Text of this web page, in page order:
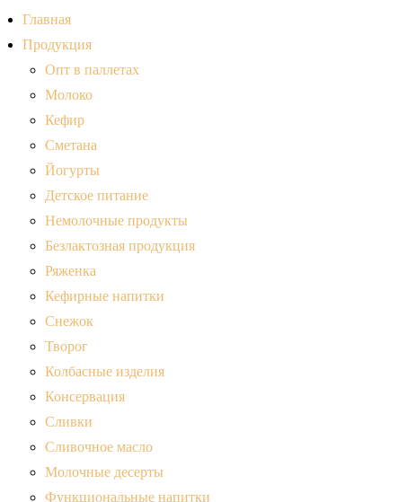
Главная
Продукция
Опт в паллетах
Молоко
Кефир
Сметана
Йогурты
Детское питание
Немолочные продукты
Безлактозная продукция
Ряженка
Кефирные напитки
Снежок
Творог
Колбасные изделия
Консервация
Сливки
Сливочное масло
Молочные десерты
Функциональные напитки